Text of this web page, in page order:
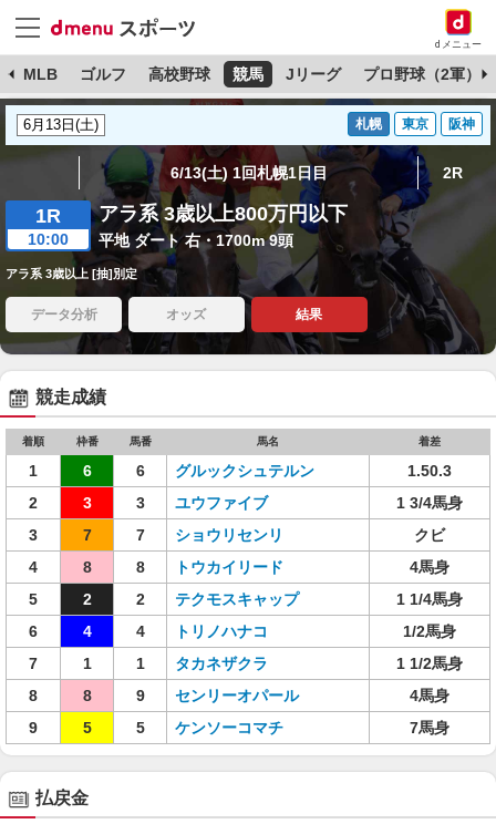
dメニュー
MLB ゴルフ 高校野球 競馬 Jリーグ プロ野球（2軍）
札幌 東京 阪神
6/13(土) 1回札幌1日目 2R
1R
10:00
アラ系 3歳以上800万円以下
平地 ダート 右・1700m 9頭
アラ系 3歳以上 [抽]別定
データ分析 オッズ 結果
競走成績
着順 枠番 馬番 馬名 着差
1 6 6 グルックシュテルン
1.50.3
2
3 3 ユウファイブ
1 3/4馬身
3
7 7 ショウリセンリ
クビ
4
8 8 トウカイリード
4馬身
5
2 2 テクモスキャップ
1 1/4馬身
6
4 4 トリノハナコ
1/2馬身
7
1 1 タカネザクラ
1 1/2馬身
8
8 9 センリーオパール
4馬身
9
5 5 ケンソーコマチ 7馬身
払戻金